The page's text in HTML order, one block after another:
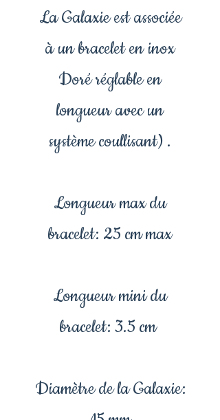
La Galaxie est associée
à un bracelet en inox
Doré réglable en
longueur avec un
système coullisant) .
Longueur max du
bracelet: 25 cm max
Longueur mini du
bracelet: 3.5 cm
Diamètre de la Galaxie: